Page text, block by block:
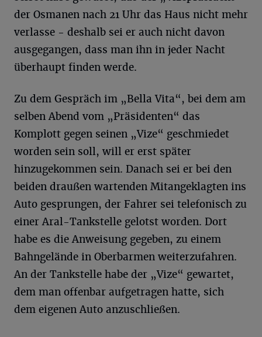
der Osmanen nach 21 Uhr das Haus nicht mehr
verlasse - deshalb sei er auch nicht davon
ausgegangen, dass man ihn in jeder Nacht
überhaupt finden werde.
Zu dem Gespräch im „Bella Vita“, bei dem am
selben Abend vom „Präsidenten“ das
Komplott gegen seinen „Vize“ geschmiedet
worden sein soll, will er erst später
hinzugekommen sein. Danach sei er bei den
beiden draußen wartenden Mitangeklagten ins
Auto gesprungen, der Fahrer sei telefonisch zu
einer Aral-Tankstelle gelotst worden. Dort
habe es die Anweisung gegeben, zu einem
Bahngelände in Oberbarmen weiterzufahren.
An der Tankstelle habe der „Vize“ gewartet,
dem man offenbar aufgetragen hatte, sich
dem eigenen Auto anzuschließen.